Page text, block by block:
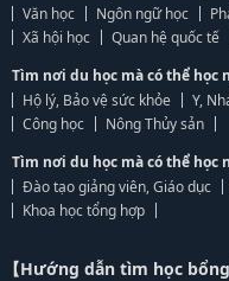
Văn học
Ngôn ngữ học
Xã hội học
Quan hệ quốc tế
Tìm nơi du học mà có thể học
Hộ lý, Bảo vệ sức khỏe
Y,
Công học
Nông Thủy sản
Tìm nơi du học mà có thể học
Đào tạo giảng viên, Giáo dục
Khoa học tổng hợp
【Hướng dẫn tìm học bổng